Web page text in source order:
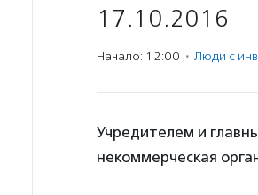
17.10.2016
Начало: 12:00 · Люди с
Учредителем и
некоммерческая